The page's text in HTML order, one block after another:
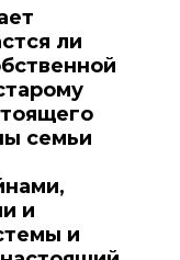
ли
семьи
и
и